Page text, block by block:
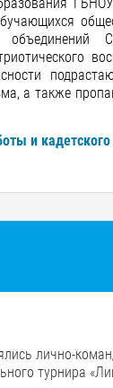
а также
и
лично-
турнира